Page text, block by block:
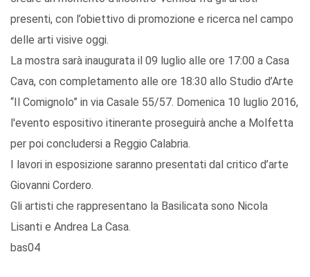
presenti, con l’obiettivo di promozione e ricerca nel campo
delle arti visive oggi.
La mostra sarà inaugurata il 09 luglio alle ore 17:00 a Casa
Cava, con completamento alle ore 18:30 allo Studio d’Arte
“Il Comignolo” in via Casale 55/57. Domenica 10 luglio 2016,
l'evento espositivo itinerante proseguirà anche a Molfetta
per poi concludersi a Reggio Calabria.
I lavori in esposizione saranno presentati dal critico d’arte
Giovanni Cordero.
Gli artisti che rappresentano la Basilicata sono Nicola
Lisanti e Andrea La Casa.
bas04